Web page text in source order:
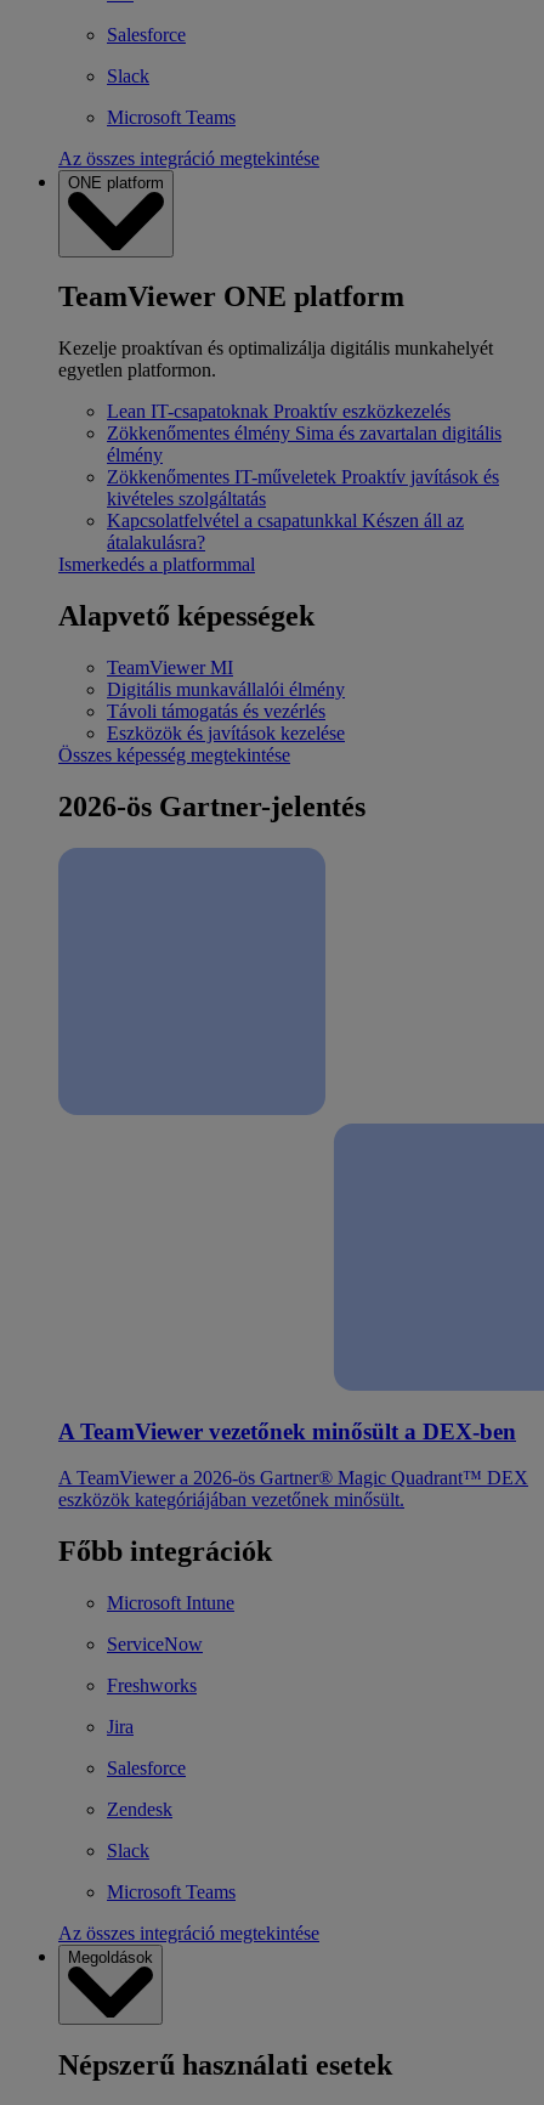
Salesforce
Slack
Microsoft Teams
Az összes integráció megtekintése
ONE platform
TeamViewer ONE platform
Kezelje proaktívan és optimalizálja digitális munkahelyét
egyetlen platformon.
Lean IT-csapatoknak Proaktív eszközkezelés
Zökkenőmentes élmény Sima és zavartalan digitális
élmény
Zökkenőmentes IT-műveletek Proaktív javítások és
kivételes szolgáltatás
Kapcsolatfelvétel a csapatunkkal Készen áll az
átalakulásra?
Ismerkedés a platformmal
Alapvető képességek
TeamViewer MI
Digitális munkavállalói élmény
Távoli támogatás és vezérlés
Eszközök és javítások kezelése
Összes képesség megtekintése
2026-ös Gartner-jelentés
A TeamViewer vezetőnek minősült a DEX-ben
A TeamViewer a 2026-ös Gartner® Magic Quadrant™ DEX
eszközök kategóriájában vezetőnek minősült.
Főbb integrációk
Microsoft Intune
ServiceNow
Freshworks
Jira
Salesforce
Zendesk
Slack
Microsoft Teams
Az összes integráció megtekintése
Megoldások
Népszerű használati esetek